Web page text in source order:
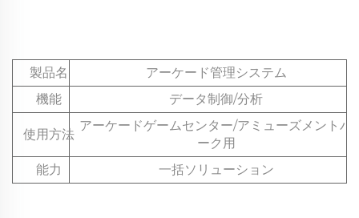
製品名
アーケード管理システム
機能
データ制御/分析
使用方法
アーケードゲームセンター/アミューズメントパ
ーク用
能力
一括ソリューション